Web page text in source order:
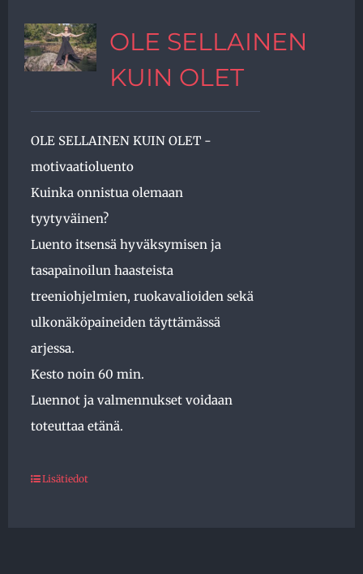
OLE SELLAINEN
KUIN OLET
OLE SELLAINEN KUIN OLET -
motivaatioluento
Kuinka onnistua olemaan
tyytyväinen?
Luento itsensä hyväksymisen ja
tasapainoilun haasteista
treeniohjelmien, ruokavalioiden sekä
ulkonäköpaineiden täyttämässä
arjessa.
Kesto noin 60 min.
Luennot ja valmennukset voidaan
toteuttaa etänä.
Lisätiedot